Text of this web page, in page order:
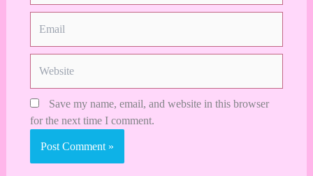
Save my name, email, and website in this browser
for the next time I comment.